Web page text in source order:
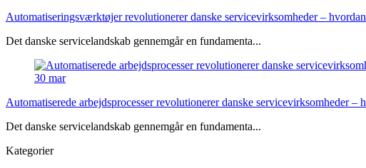
Automatiseringsværktøjer revolutionerer danske servicevirksomheder –
Det danske servicelandskab gennemgår en fundamenta...
30 mar
Automatiserede arbejdsprocesser revolutionerer danske servicevirksomheder
Det danske servicelandskab gennemgår en fundamenta...
Kategorier